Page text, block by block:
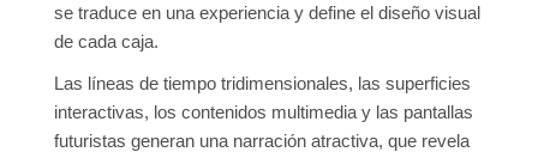
se traduce en una experiencia y define el diseño visual
de cada caja.
Las líneas de tiempo tridimensionales, las superficies
interactivas, los contenidos multimedia y las pantallas
futuristas generan una narración atractiva, que revela